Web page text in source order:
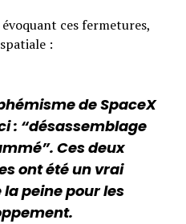
ces fermetures,
:
de SpaceX
: “désassemblage
Ces deux
ont été un vrai
la peine pour les